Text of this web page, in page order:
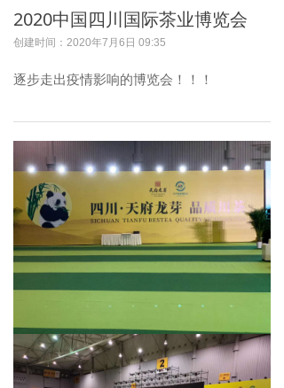
2020中国四川国际茶业博览会
创建时间： 2020年7月6日 09:35
逐步走出疫情影响的博览会！！！